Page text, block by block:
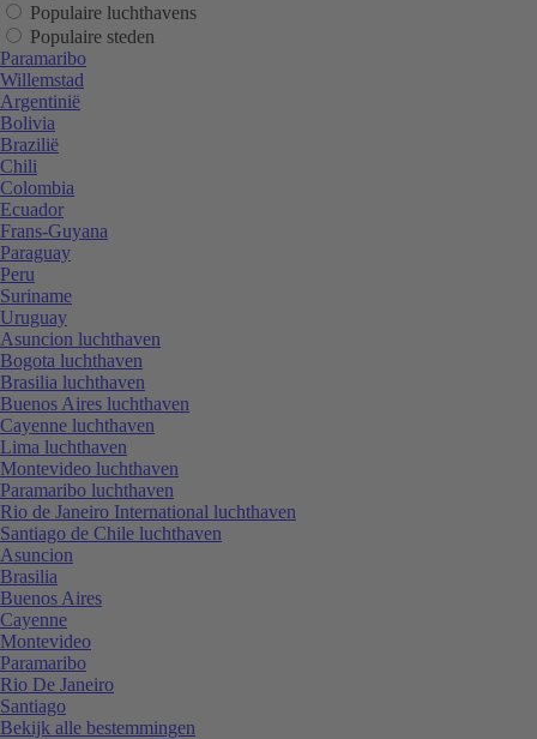
Populaire luchthavens
Populaire steden
Paramaribo
Willemstad
Argentinië
Bolivia
Brazilië
Chili
Colombia
Ecuador
Frans-Guyana
Paraguay
Peru
Suriname
Uruguay
Asuncion luchthaven
Bogota luchthaven
Brasilia luchthaven
Buenos Aires luchthaven
Cayenne luchthaven
Lima luchthaven
Montevideo luchthaven
Paramaribo luchthaven
Rio de Janeiro International luchthaven
Santiago de Chile luchthaven
Asuncion
Brasilia
Buenos Aires
Cayenne
Montevideo
Paramaribo
Rio De Janeiro
Santiago
Bekijk alle bestemmingen